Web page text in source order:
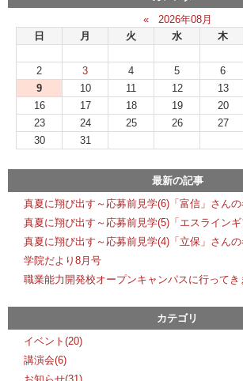
«
2026年08月
日
月 火 水 木
2
3 4 5 6
9
10 11 12 13
16
17 18 19 20
23
24 25 26 27
30
31
最新の記事
真夏に翔び出す～応募前見学(6)「富信」さんの
真夏に翔び出す～応募前見学(5)「エスライン
真夏に翔び出す～応募前見学(4)「立保」さんの
学院だより8月号
職業能力開発校オープンキャンパスに行ってき
カテゴリ
イベント(20)
講演会(6)